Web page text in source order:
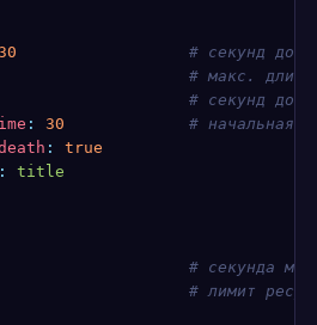
# секунд до
# макс.
# секунд до
: 30
# начальная
:
true
: title
# секунда
# лимит